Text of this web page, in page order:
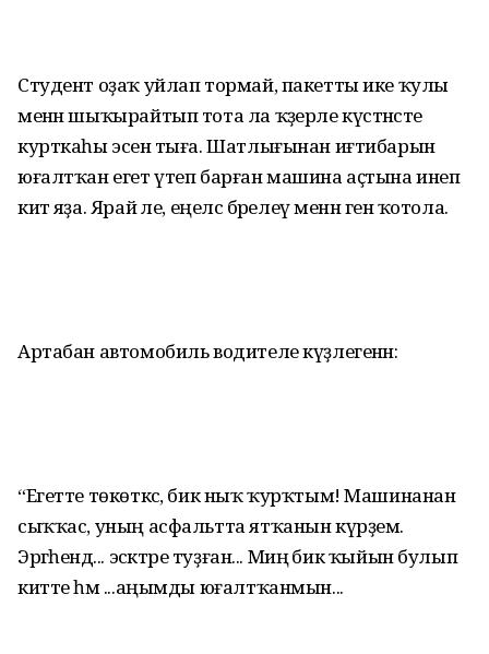
Студент оҙаҡ уйлап тормай, пакетты ике ҡулы
менән шыҡырайтып тота ла ҡәҙерле күстәнәсте
курткаһы эсенә тыға. Шатлығынан иғтибарын
юғалтҡан егет үтеп барған машина аҫтына инеп
китә яҙа. Ярай әле, еңелсә бәрелеү менән генә ҡотола.
Артабан автомобиль водителе күҙлегенән:
“Егетте төкөткәс, бик ныҡ ҡурҡтым! Машинанан
сыҡҡас, уның асфальтта ятҡанын күрҙем.
Эргәһендә... эсәктәре туҙған... Миңә бик ҡыйын булып
китте һәм ...аңымды юғалтҡанмын...